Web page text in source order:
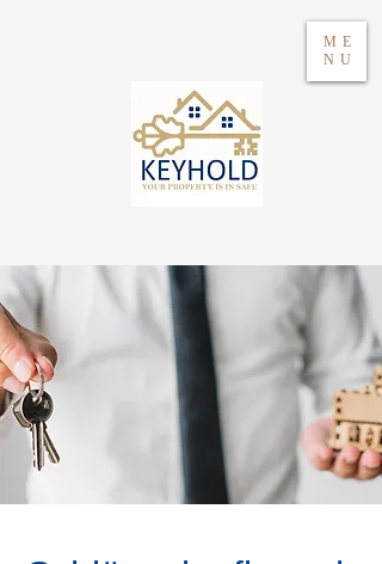
ME
NU
Einloggen
WhatsApp 604417021